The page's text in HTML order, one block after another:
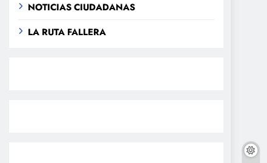
NOTICIAS CIUDADANAS
LA RUTA FALLERA